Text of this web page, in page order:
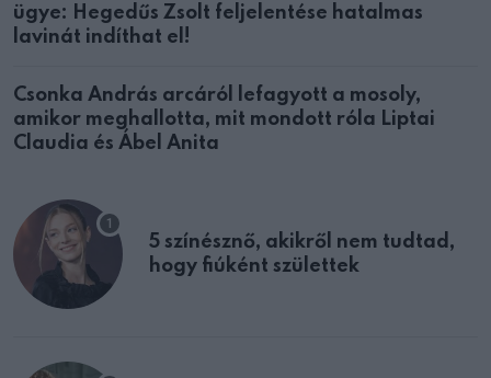
ügye: Hegedűs Zsolt feljelentése hatalmas
lavinát indíthat el!
Csonka András arcáról lefagyott a mosoly,
amikor meghallotta, mit mondott róla Liptai
Claudia és Ábel Anita
5 színésznő, akikről nem tudtad,
hogy fiúként születtek